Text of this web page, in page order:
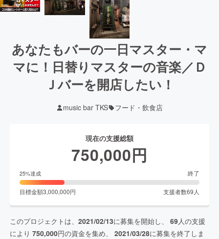
あなたもバーの一日マスター・マ
マに！日替りマスターの音楽／Ｄ
Ｊバーを開店したい！
music bar TKS フード・飲食店
現在の支援総額
750,000円
25%達成 終了
目標金額3,000,000円 支援者数69 人
このプロジェクトは、 2021/02/13に募集を開始し、 69人の支援
により 750,000円の資金を集め、 2021/03/28に募集を終了しま